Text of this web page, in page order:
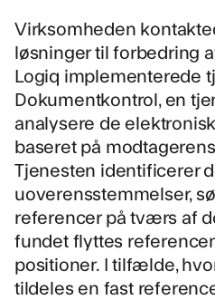
Virksomheden
løsninger til forbedring
Logiq implementerede
Dokumentkontrol, en
analysere de
baseret på
Tjenesten identificerer
uoverensstemmelser,
referencer på tværs af
fundet flyttes
positioner. I tilfælde,
tildeles en fast